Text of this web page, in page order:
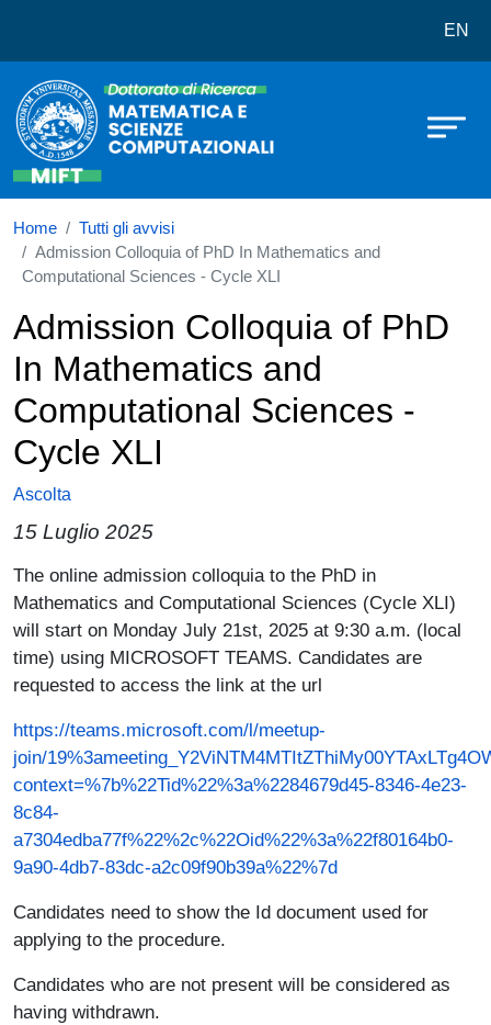
Dottorato in Matematica e EN
Home
Tutti gli avvisi
Admission Colloquia of PhD In Mathematics and
Computational Sciences - Cycle XLI
Admission Colloquia of PhD
In Mathematics and
Computational Sciences -
Cycle XLI
Ascolta
15 Luglio 2025
Paragrafo
The online admission colloquia to the PhD in
Mathematics and Computational Sciences (Cycle XLI)
will start on Monday July 21st, 2025 at 9:30 a.m. (local
time) using MICROSOFT TEAMS. Candidates are
requested to access the link at the url
https://teams.microsoft.com/l/meetup-
join/
context=%7b%22Tid%22%3a%2284679d45-8346-4e23-
8c84-
a7304edba77f%22%2c%22Oid%22%3a%22f80164b0-
9a90-4db7-83dc-a2c09f90b39a%22%7d
Candidates need to show the Id document used for
applying to the procedure.
Candidates who are not present will be considered as
having withdrawn.